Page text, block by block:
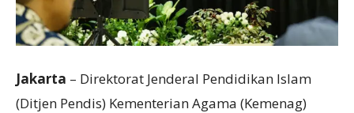
Jakarta – Direktorat Jenderal Pendidikan Islam
(Ditjen Pendis) Kementerian Agama (Kemenag)